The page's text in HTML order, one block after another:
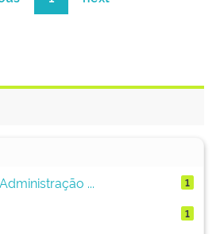
...
1
1